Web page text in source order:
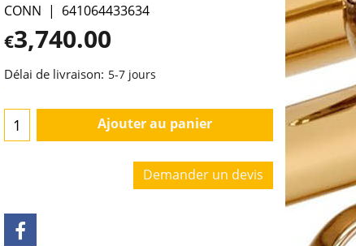
CONN 641064433634
€3,740.00
Délai de livraison: 5-7 jours
Ajouter au panier
Demander un devis